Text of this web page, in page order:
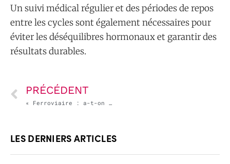
Un suivi médical régulier et des périodes de repos
entre les cycles sont également nécessaires pour
éviter les déséquilibres hormonaux et garantir des
résultats durables.
PRÉCÉDENT
« Ferroviaire : a-t-on abandonné le centre de la France ? » – France Culture, la question du jour, avec Chloé Petat [podcast et vidéo]
LES DERNIERS ARTICLES